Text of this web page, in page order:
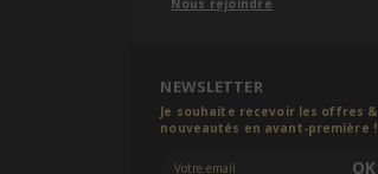
Nous rejoindre
NEWSLETTER
Je souhaite recevoir les offres &
nouveautés en avant-première !
OK